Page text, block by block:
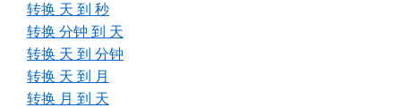
转换 天 到 秒
转换 分钟 到 天
转换 天 到 分钟
转换 天 到 月
转换 月 到 天